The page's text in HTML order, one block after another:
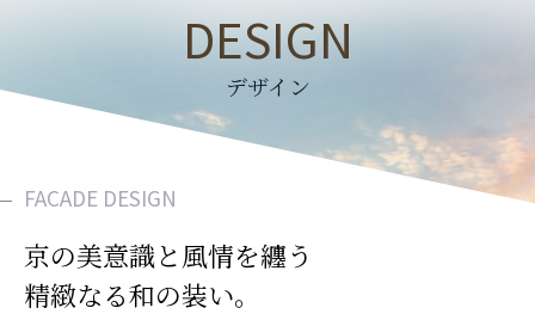
DESIGN
デザイン
FACADE DESIGN
京の美意識と風情を纏う
精緻なる和の装い。